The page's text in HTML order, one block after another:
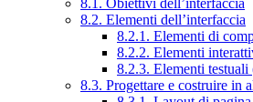
8.1. Obiettivi dell’interfaccia
8.2. Elementi dell’interfaccia
8.2.1. Elementi di
8.2.2. Elementi
8.2.3. Elementi testuali
8.3. Progettare e costruire in